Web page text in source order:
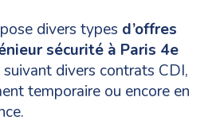
divers types d’offres
sécurité à Paris 4e
suivant divers contrats CDI,
temporaire ou encore en